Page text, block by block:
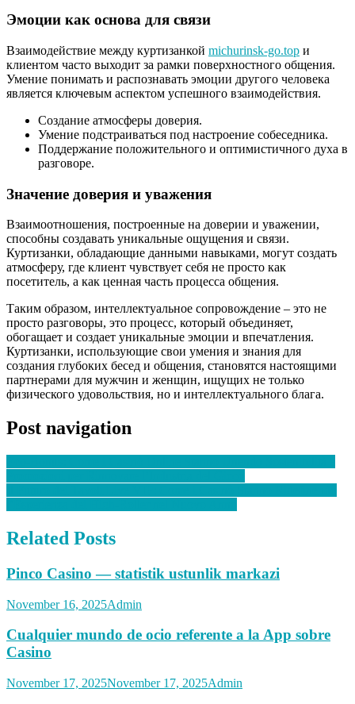
Эмоции как основа для связи
Взаимодействие между куртизанкой michurinsk-go.top и
клиентом часто выходит за рамки поверхностного общения.
Умение понимать и распознавать эмоции другого человека
является ключевым аспектом успешного взаимодействия.
Создание атмосферы доверия.
Умение подстраиваться под настроение собеседника.
Поддержание положительного и оптимистичного духа в
разговоре.
Значение доверия и уважения
Взаимоотношения, построенные на доверии и уважении,
способны создавать уникальные ощущения и связи.
Куртизанки, обладающие данными навыками, могут создать
атмосферу, где клиент чувствует себя не просто как
посетитель, а как ценная часть процесса общения.
Таким образом, интеллектуальное сопровождение – это не
просто разговоры, это процесс, который объединяет,
обогащает и создает уникальные эмоции и впечатления.
Куртизанки, использующие свои умения и знания для
создания глубоких бесед и общения, становятся настоящими
партнерами для мужчин и женщин, ищущих не только
физического удовольствия, но и интеллектуального блага.
Post navigation
Related Posts
Pinco Casino — statistik ustunlik markazi
November 16, 2025Admin
Cualquier mundo de ocio referente a la App sobre
Casino
November 17, 2025November 17, 2025Admin